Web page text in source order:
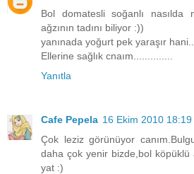
Bol domatesli soğanlı
ağzının tadını biliyor :))
yanınada yoğurt pek yaraşır hani...
Ellerine sağlık cnaım..............
Yanıtla
Cafe Pepela 16 Ekim 2010 18:19
Çok leziz görünüyor
daha çok yenir bizde,bol köpüklü
yat :)